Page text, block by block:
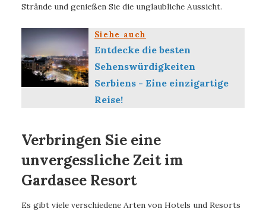
Strände und genießen Sie die unglaubliche Aussicht.
Siehe auch
Entdecke die besten
Sehenswürdigkeiten
Serbiens - Eine einzigartige
Reise!
Verbringen Sie eine
unvergessliche Zeit im
Gardasee Resort
Es gibt viele verschiedene Arten von Hotels und Resorts